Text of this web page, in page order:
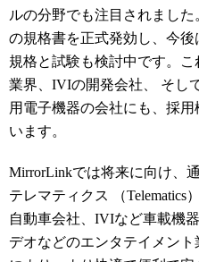
ルの分野でも注目されました
の規格書を正式発効し、今
規格と試験も検討中です。
業界、IVIの開発会社、 そし
用電子機器の会社にも、採
います。
MirrorLinkでは将来に向け、
テレマティクス （Telematics
自動車会社、IVIなど車載機
デオなどのエンタテイメン